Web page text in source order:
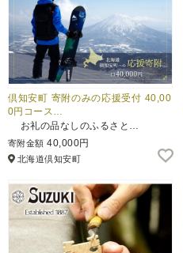
倶知安町 寄附のみの応援受付 40,00
0円コース…
お礼の品なしのふるさと…
寄附金額 40,000円
北海道倶知安町